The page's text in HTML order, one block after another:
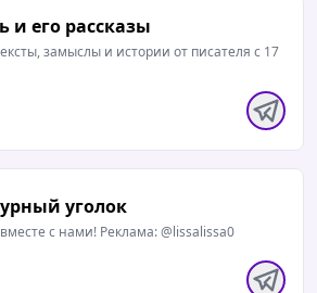
и его рассказы
замыслы и истории от писателя с 17
уголок
с нами! Реклама: @lissalissa0